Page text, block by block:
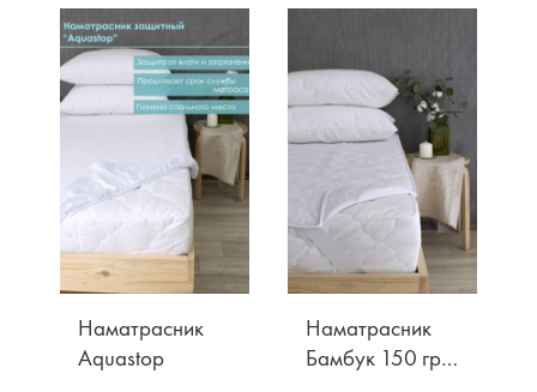
Наматрасник
Aquastop
Наматрасник
Бамбук 150 гр/